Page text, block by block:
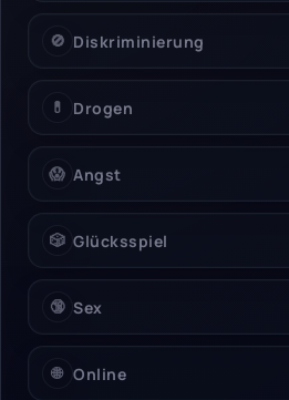
🚫 Diskriminierung
💊 Drogen
😱 Angst
🎲 Glücksspiel
🔞 Sex
🌐 Online